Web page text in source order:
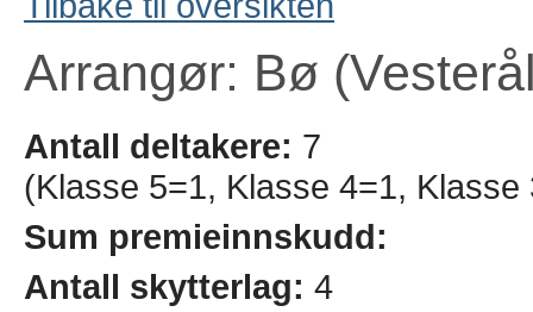
Arrangør: Bø
Antall deltakere: 7
(Klasse 5=1, Klasse 4=1,
Sum premieinnskudd:
Antall skytterlag: 4